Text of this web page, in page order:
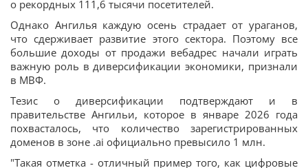
о рекордных 111,6 тысячи посетителей.
Однако Ангилья каждую осень страдает от ураганов,
что сдерживает развитие этого сектора. Поэтому все
большие доходы от продажи вебадрес начали играть
важную роль в диверсификации экономики, признали
в МВФ.
Тезис о диверсификации подтверждают и в
правительстве Ангильи, которое в январе 2026 года
похвасталось, что количество зарегистрированных
доменов в зоне .ai официально превысило 1 млн.
"Такая отметка - отличный пример того, как цифровые